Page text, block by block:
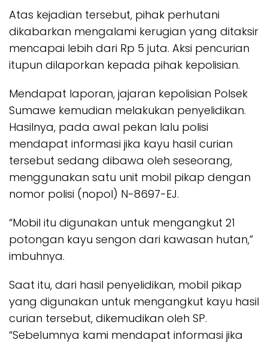
Atas kejadian tersebut, pihak perhutani
dikabarkan mengalami kerugian yang ditaksir
mencapai lebih dari Rp 5 juta. Aksi pencurian
itupun dilaporkan kepada pihak kepolisian.
Mendapat laporan, jajaran kepolisian Polsek
Sumawe kemudian melakukan penyelidikan.
Hasilnya, pada awal pekan lalu polisi
mendapat informasi jika kayu hasil curian
tersebut sedang dibawa oleh seseorang,
menggunakan satu unit mobil pikap dengan
nomor polisi (nopol) N-8697-EJ.
“Mobil itu digunakan untuk mengangkut 21
potongan kayu sengon dari kawasan hutan,”
imbuhnya.
Saat itu, dari hasil penyelidikan, mobil pikap
yang digunakan untuk mengangkut kayu hasil
curian tersebut, dikemudikan oleh SP.
“Sebelumnya kami mendapat informasi jika